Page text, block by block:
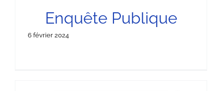
Enquête Publique
6 février 2024